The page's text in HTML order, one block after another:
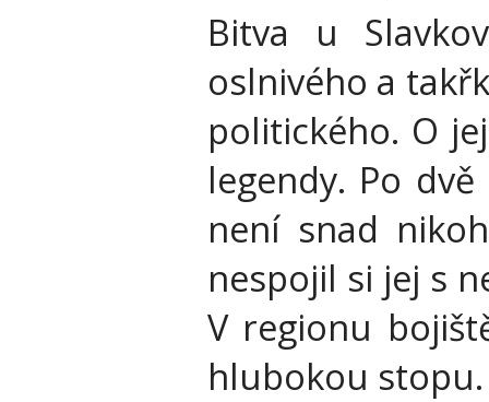
Bitva u
oslnivého a
politického. O
legendy. Po
není snad
nespojil si jej s
V regionu
hlubokou stopu.